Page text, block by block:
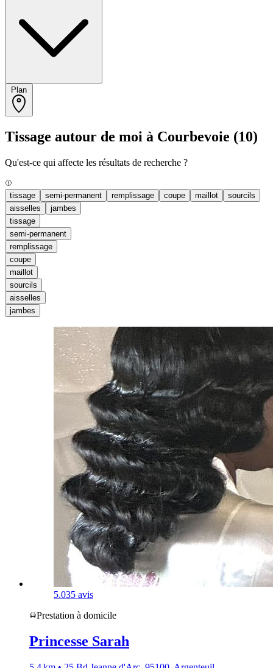
Tissage autour de moi à Courbevoie (10)
Qu'est-ce qui affecte les résultats de recherche ?
tissage semi-permanent remplissage coupe maillot
sourcils
aisselles
jambes
tissage
semi-permanent
remplissage
coupe
maillot
sourcils
aisselles
jambes
5.035 avis
Prestation à domicile
Princesse Sarah